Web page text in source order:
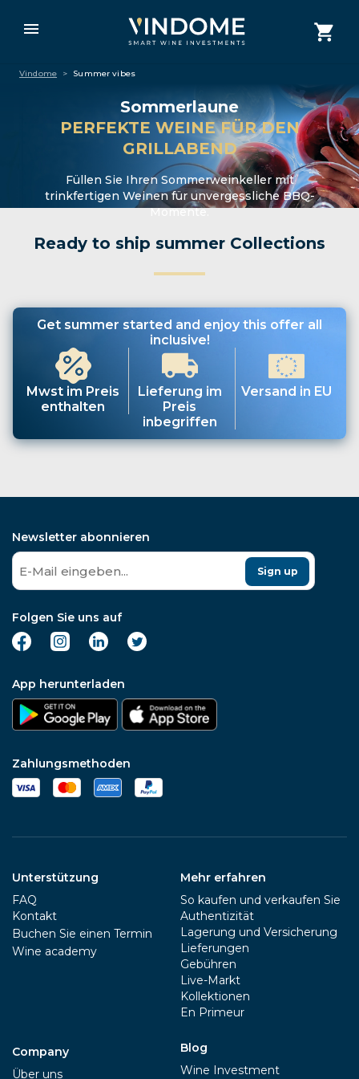
Vindome > Summer vibes
Sommerlaune
PERFEKTE WEINE FÜR DEN
GRILLABEND
Füllen Sie Ihren Sommerweinkeller mit
trinkfertigen Weinen für unvergessliche BBQ-
Momente.
Ready to ship summer Collections
Get summer started and enjoy this offer all
inclusive!
Mwst im Preis
enthalten
Lieferung im
Preis
inbegriffen
Versand in EU
Newsletter abonnieren
Sign up
Folgen Sie uns auf
App herunterladen
Zahlungsmethoden
Unterstützung
FAQ
Kontakt
Buchen Sie einen Termin
Wine academy
Company
Über uns
Mehr erfahren
So kaufen und verkaufen Sie
Authentizität
Lagerung und Versicherung
Lieferungen
Gebühren
Live-Markt
Kollektionen
En Primeur
Blog
Wine Investment